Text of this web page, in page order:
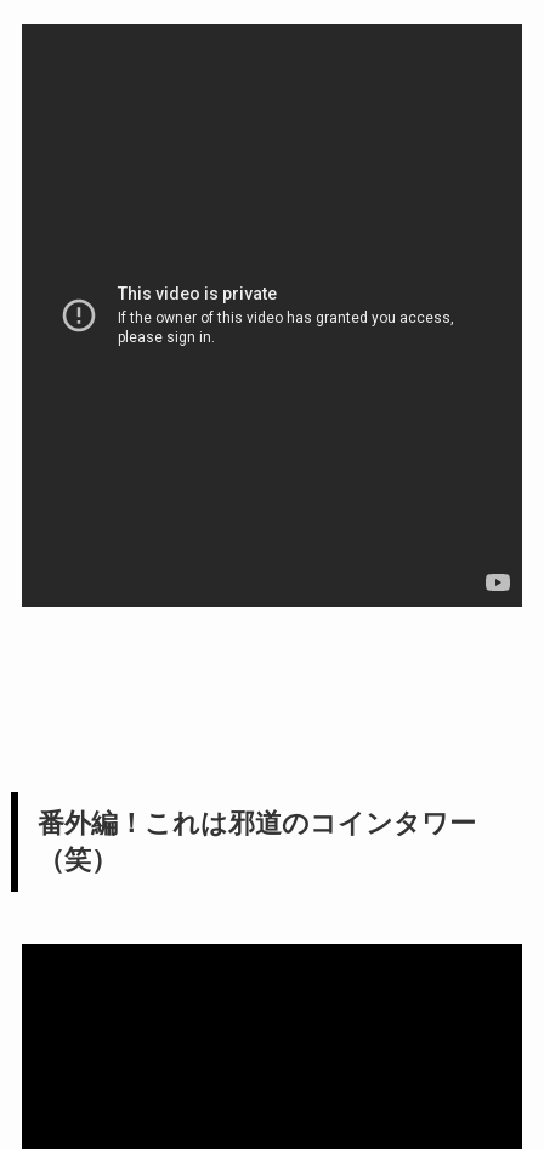
番外編！これは邪道のコインタワー
（笑）